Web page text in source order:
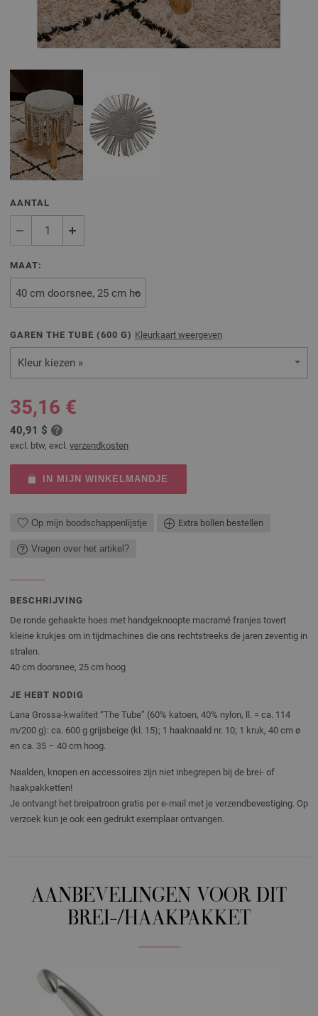
AANTAL
MAAT:
GAREN THE TUBE (600 G) Kleurkaart weergeven
Kleur kiezen »
35,16 €
40,91 $
excl. btw, excl. verzendkosten
IN MIJN WINKELMANDJE
Op mijn boodschappenlijstje Extra bollen bestellen
Vragen over het artikel?
BESCHRIJVING
De ronde gehaakte hoes met handgeknoopte macramé franjes tovert
kleine krukjes om in tijdmachines die ons rechtstreeks de jaren zeventig in
stralen.
40 cm doorsnee, 25 cm hoog
JE HEBT NODIG
Lana Grossa-kwaliteit “The Tube” (60% katoen, 40% nylon, ll. = ca. 114
m/200 g): ca. 600 g grijsbeige (kl. 15); 1 haaknaald nr. 10; 1 kruk, 40 cm ø
en ca. 35 – 40 cm hoog.
Naalden, knopen en accessoires zijn niet inbegrepen bij de brei- of
haakpakketten!
Je ontvangt het breipatroon gratis per e-mail met je verzendbevestiging. Op
verzoek kun je ook een gedrukt exemplaar ontvangen.
AANBEVELINGEN VOOR DIT
BREI-/HAAKPAKKET